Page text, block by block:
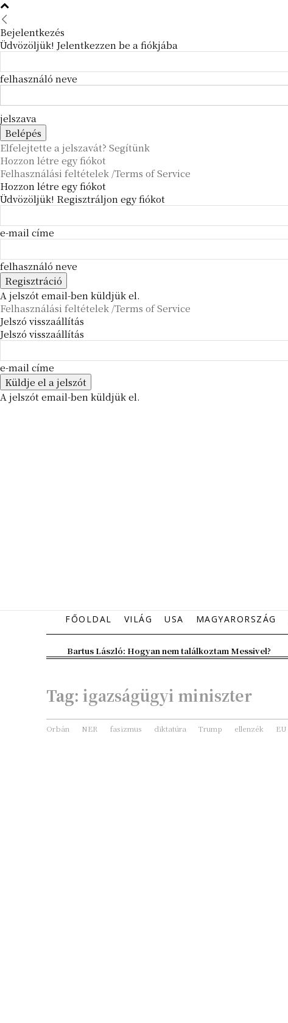
Bejelentkezés
Üdvözöljük! Jelentkezzen be a fiókjába
felhasználó neve
jelszava
Elfelejtette a jelszavát? Segítünk
Hozzon létre egy fiókot
Felhasználási feltételek /Terms of Service
Hozzon létre egy fiókot
Üdvözöljük! Regisztráljon egy fiókot
e-mail címe
felhasználó neve
A jelszót email-ben küldjük el.
Felhasználási feltételek /Terms of Service
Jelszó visszaállítás
Jelszó visszaállítás
e-mail címe
A jelszót email-ben küldjük el.
FŐOLDAL VILÁG USA MAGYARORSZÁG
Bartus László: Hogyan nem találkoztam Messivel?
Tag: igazságügyi miniszter
Orbán NER fasizmus diktatúra Trump ellenzék EU